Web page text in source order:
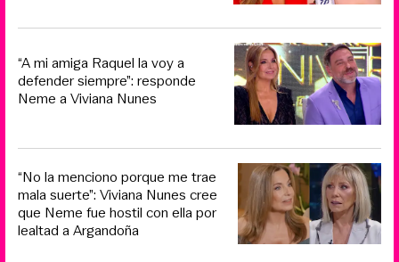
“A mi amiga Raquel la voy a
defender siempre”: responde
Neme a Viviana Nunes
“No la menciono porque me trae
mala suerte”: Viviana Nunes cree
que Neme fue hostil con ella por
lealtad a Argandoña